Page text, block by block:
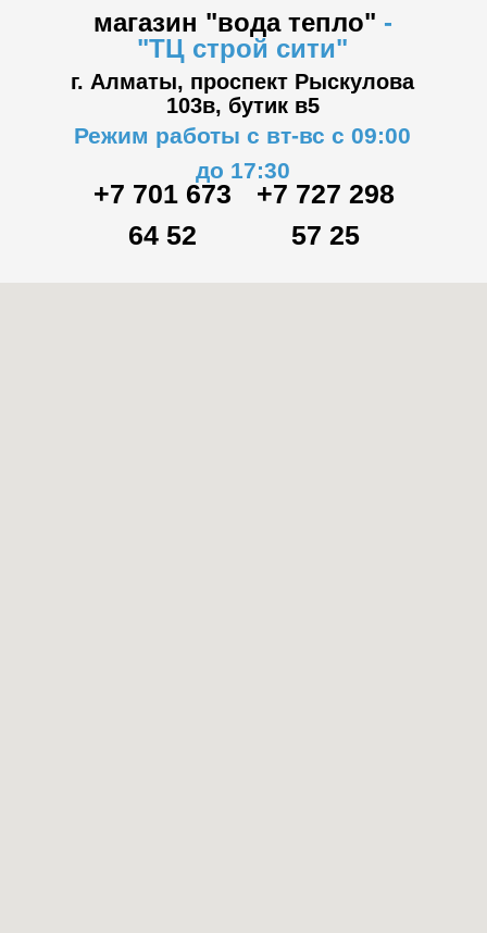
магазин "вода тепло" -
"ТЦ строй сити"
г. Алматы, проспект Рыскулова
103в, бутик в5
Режим работы с вт-вс с 09:00
до 17:30
+7 701 673
64 52
+7 727 298
57 25